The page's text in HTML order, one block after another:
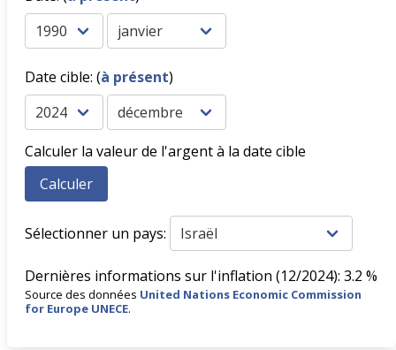
Date cible: (à présent)
Calculer la valeur de l'argent à la date cible
Sélectionner un pays:
Dernières informations sur l'inflation (12/2024): 3.2 %
Source des données United Nations Economic Commission
for Europe UNECE.